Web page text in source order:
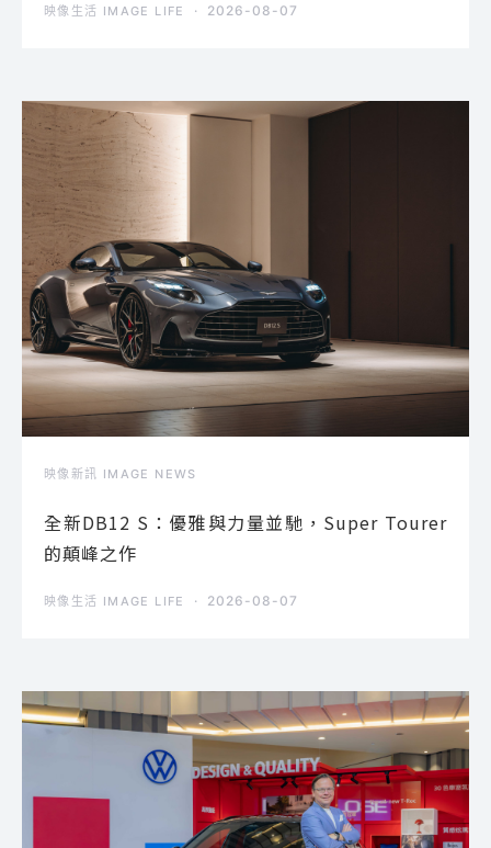
映像生活 IMAGE LIFE 2026-08-07
映像新訊 IMAGE NEWS
全新DB12 S：優雅與力量並馳，Super Tourer
的顛峰之作
映像生活 IMAGE LIFE 2026-08-07